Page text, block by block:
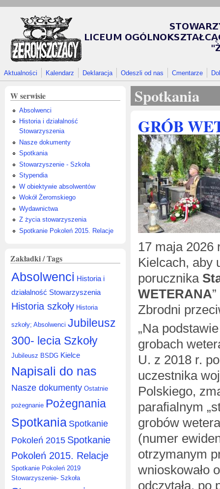
Aktualności Kalendarz Deklaracja Odeszli od nas Cmentarze
W serwisie
Absolwenci
Historia i działalność
Stowarzyszenia
Nasze dokumenty
Spotkania
Stowarzyszenie - Szkoła
Stypendia
W obiektywie absolwentów
Wokół Żeromskiego
Wydawnictwa
Z życia stowarzyszenia
Spotkanie Pokoleń 2015. Relacje
Zakładki / Tags
Absolwenci Historia i
działalność Stowarzyszenia
Historia szkoły Historia
szkoły; Absolwenci Jubileusz
300- lecia Szkoły
Jubileusz BSDG Kielce
Napisali do nas
Nasze dokumenty Ostatnie
pożegnanie Pożegnania
Spotkania Spotkanie
Pokoleń 2015 Spotkanie
Pokoleń 2015. Relacje
Spotkanie Pokoleń 2019
Stowarzyszenie- Szkoła
Spotkania
GRÓB
17 maja 2026
Kielcach, aby
porucznika
WETERANA
Zbrodni
„Na
grobach
U. z 2018 r.
uczestnika
Polskiego,
parafialnym
grobów
(numer
otrzymanym
wnioskowało
odczytała, po